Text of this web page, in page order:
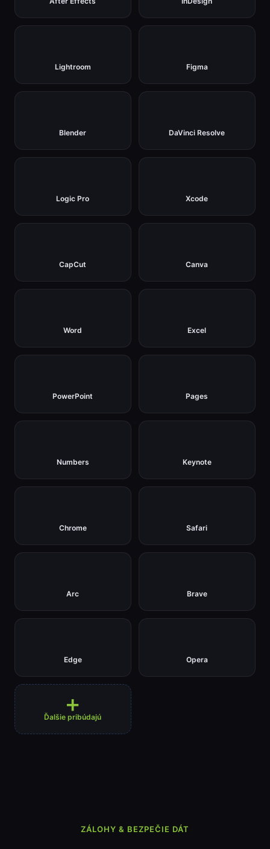
Lightroom Figma
Blender DaVinci Resolve
Logic Pro Xcode
CapCut Canva
Word Excel
PowerPoint Pages
Numbers Keynote
Chrome Safari
Arc Brave
Edge Opera
➕
Ďalšie pribúdajú
ZÁLOHY & BEZPEČIE DÁT